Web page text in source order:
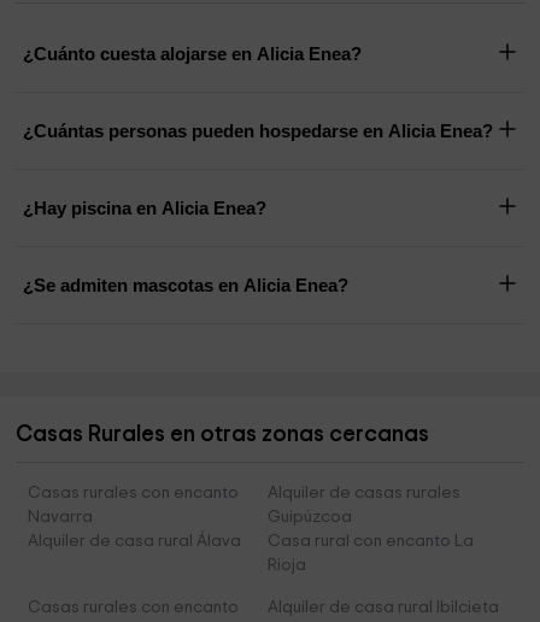
¿Cuánto cuesta alojarse en Alicia Enea?
¿Cuántas personas pueden hospedarse en Alicia Enea?
¿Hay piscina en Alicia Enea?
¿Se admiten mascotas en Alicia Enea?
Casas Rurales en otras zonas cercanas
Casas rurales con encanto
Navarra
Alquiler de casas rurales
Guipúzcoa
Alquiler de casa rural Álava
Casa rural con encanto La
Rioja
Casas rurales con encanto
Alquiler de casa rural Ibilcieta